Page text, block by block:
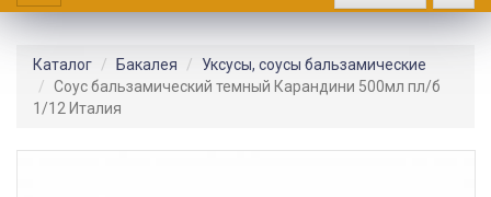
Каталог Бакалея
Уксусы, соусы бальзамические
Соус бальзамический темный Карандини 500мл пл/б
1/12 Италия